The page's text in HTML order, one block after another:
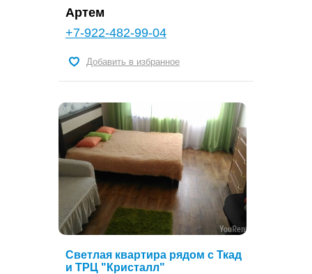
Артем
+7-922-482-99-04
Добавить в избранное
Светлая квартира рядом с Ткад
и ТРЦ "Кристалл"